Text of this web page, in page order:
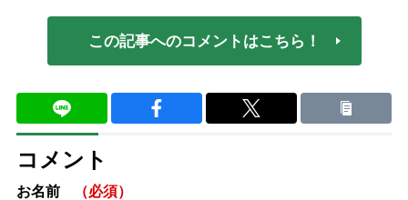
この記事へのコメントはこちら！
コメント
お名前 （必須）